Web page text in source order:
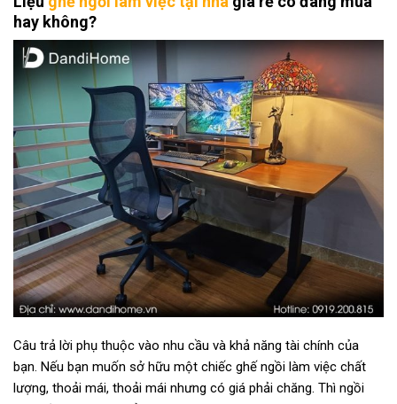
hay không?
Câu trả lời phụ thuộc vào nhu cầu và khả năng tài chính của
bạn. Nếu bạn muốn sở hữu một chiếc ghế ngồi làm việc chất
lượng, thoải mái, thoải mái nhưng có giá phải chăng. Thì ngồi